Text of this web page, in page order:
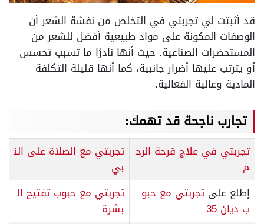
قد أثبتت لي تجربتي في التخلص من نفشة الشعر أن
الوصفات المكونة على مواد طبيعية أفضل للشعر من
المستحضرات الصناعية. حيث أنها نادرًا ما تسبب تحسس
أو يترتب عليها أضرار جانبية، كما أنها قليلة التكلفة
المادية وعالية الفعالية.
تجارب ناجحة قد تهمك:
تجربتي في علاج قرحة الرح
م
تجربتي مع الصلاة على الن
بي
إطلع علىتجربتي مع حبو
ب ديان 35
تجربتي مع حبوب تفتيح ال
بشرة